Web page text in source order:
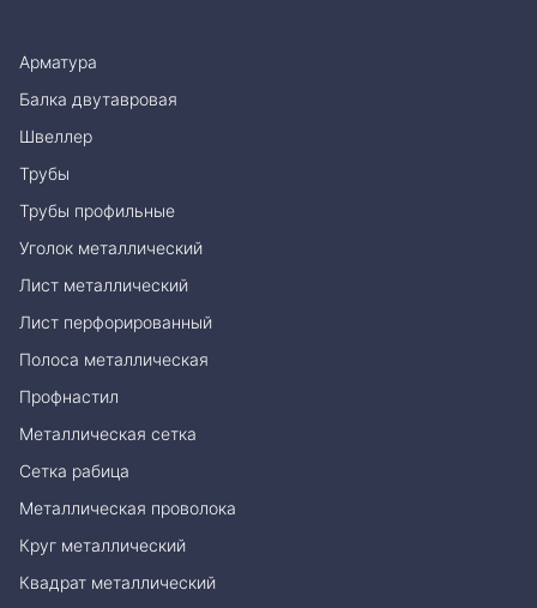
Арматура
Балка двутавровая
Швеллер
Трубы
Трубы профильные
Уголок металлический
Лист металлический
Лист перфорированный
Полоса металлическая
Профнастил
Металлическая сетка
Сетка рабица
Металлическая проволока
Круг металлический
Квадрат металлический